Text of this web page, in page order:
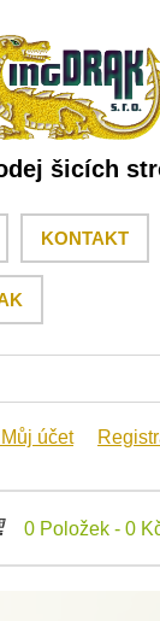
šicích
KONTAKT
účet
0 Položek - 0